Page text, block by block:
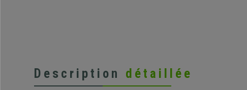
Description détaillée